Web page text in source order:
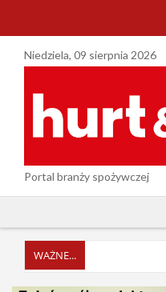
Niedziela, 09 sierpnia 2026
Portal branży spożywczej